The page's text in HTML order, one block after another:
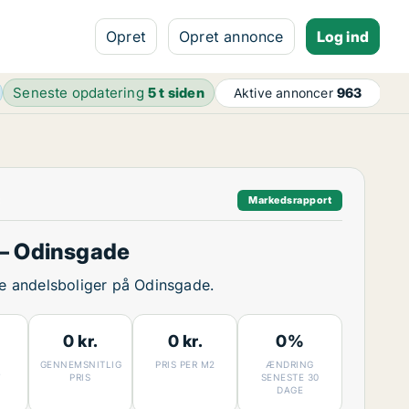
Opret Opret annonce Log ind
Seneste opdatering5 t siden Aktive annoncer963
Markedsrapport
Odinsgade
andelsboliger på Odinsgade.
0 kr.
GENNEMSNITLIG
PRIS
0 kr.
PRIS PER M2
0%
ÆNDRING
SENESTE 30
DAGE